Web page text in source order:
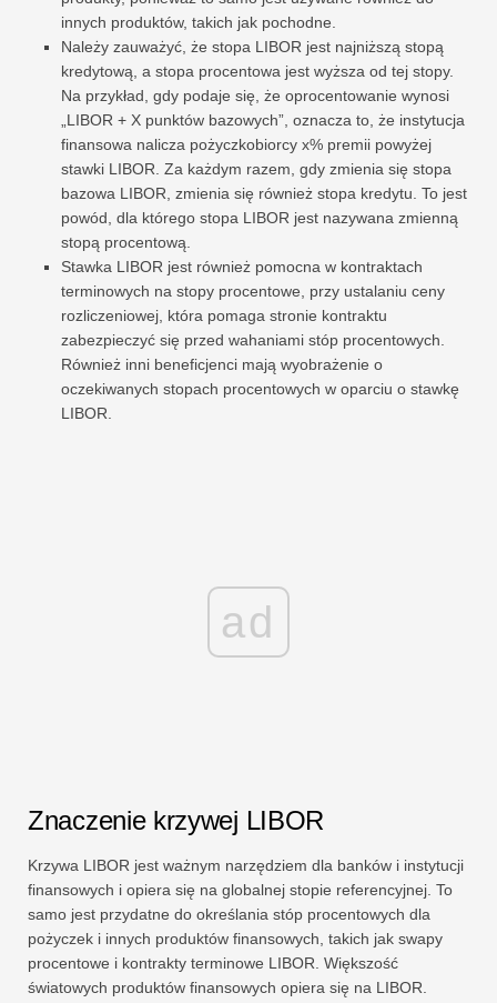
innych produktów, takich jak pochodne.
Należy zauważyć, że stopa LIBOR jest najniższą stopą
kredytową, a stopa procentowa jest wyższa od tej stopy.
Na przykład, gdy podaje się, że oprocentowanie wynosi
„LIBOR + X punktów bazowych”, oznacza to, że instytucja
finansowa nalicza pożyczkobiorcy x% premii powyżej
stawki LIBOR. Za każdym razem, gdy zmienia się stopa
bazowa LIBOR, zmienia się również stopa kredytu. To jest
powód, dla którego stopa LIBOR jest nazywana zmienną
stopą procentową.
Stawka LIBOR jest również pomocna w kontraktach
terminowych na stopy procentowe, przy ustalaniu ceny
rozliczeniowej, która pomaga stronie kontraktu
zabezpieczyć się przed wahaniami stóp procentowych.
Również inni beneficjenci mają wyobrażenie o
oczekiwanych stopach procentowych w oparciu o stawkę
LIBOR.
ad
Znaczenie krzywej LIBOR
Krzywa LIBOR jest ważnym narzędziem dla banków i instytucji
finansowych i opiera się na globalnej stopie referencyjnej. To
samo jest przydatne do określania stóp procentowych dla
pożyczek i innych produktów finansowych, takich jak swapy
procentowe i kontrakty terminowe LIBOR. Większość
światowych produktów finansowych opiera się na LIBOR.